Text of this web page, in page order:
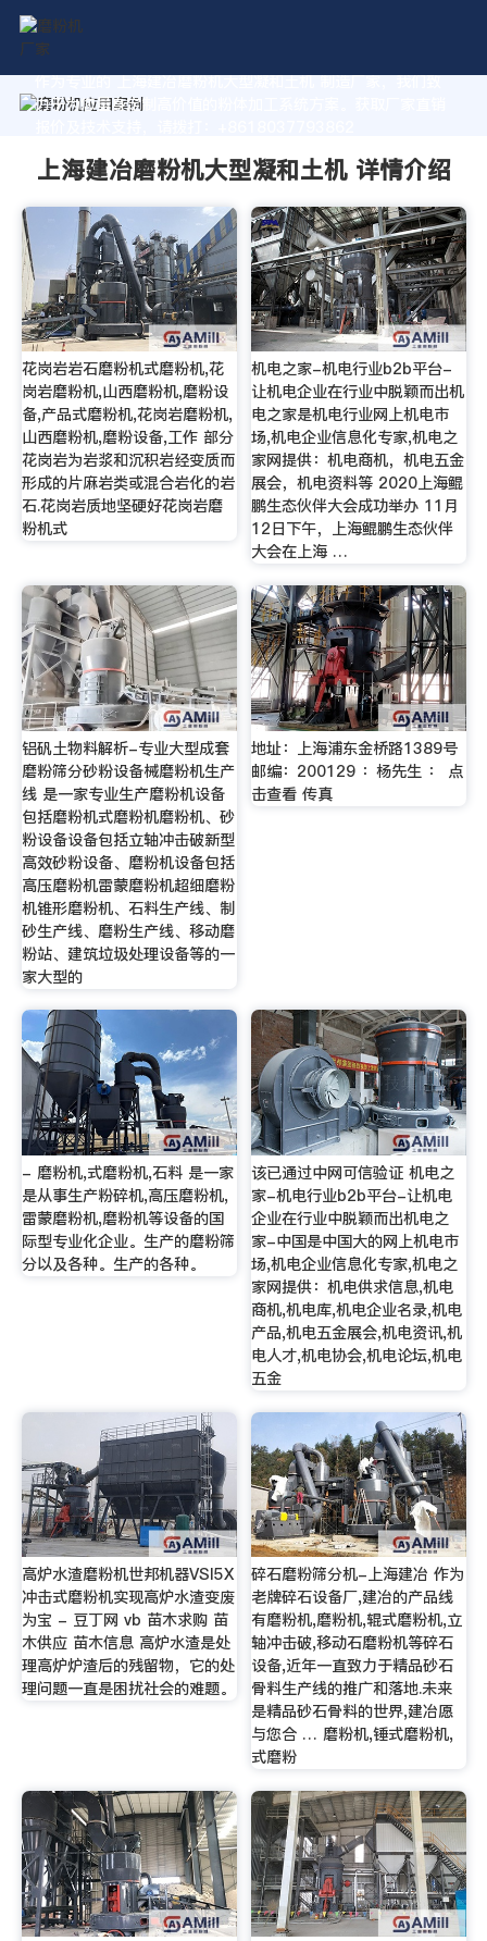
作为专业的 上海建冶磨粉机大型凝和土机 制造厂家，我们致
力于为您量身定制高价值的粉体加工系统方案。获取厂家直销
上海建冶磨粉机大型凝和土机 详情介绍
花岗岩岩石磨粉机式磨粉机,花
岗岩磨粉机,山西磨粉机,磨粉设
备,产品式磨粉机,花岗岩磨粉机,
山西磨粉机,磨粉设备,工作 部分
花岗岩为岩浆和沉积岩经变质而
形成的片麻岩类或混合岩化的岩
石.花岗岩质地坚硬好花岗岩磨
粉机式
机电之家-机电行业b2b平台-
让机电企业在行业中脱颖而出机
电之家是机电行业网上机电市
场,机电企业信息化专家,机电之
家网提供：机电商机，机电五金
展会，机电资料等 2020上海鲲
鹏生态伙伴大会成功举办 11月
12日下午，上海鲲鹏生态伙伴
大会在上海 …
铝矾土物料解析-专业大型成套
磨粉筛分砂粉设备械磨粉机生产
线 是一家专业生产磨粉机设备
包括磨粉机式磨粉机磨粉机、砂
粉设备设备包括立轴冲击破新型
高效砂粉设备、磨粉机设备包括
高压磨粉机雷蒙磨粉机超细磨粉
机锥形磨粉机、石料生产线、制
砂生产线、磨粉生产线、移动磨
粉站、建筑垃圾处理设备等的一
家大型的
地址：上海浦东金桥路1389号
邮编：200129 ：杨先生 ： 点
击查看 传真
- 磨粉机,式磨粉机,石料 是一家
是从事生产粉碎机,高压磨粉机,
雷蒙磨粉机,磨粉机等设备的国
际型专业化企业。生产的磨粉筛
分以及各种。生产的各种。
该已通过中网可信验证 机电之
家-机电行业b2b平台-让机电
企业在行业中脱颖而出机电之
家-中国是中国大的网上机电市
场,机电企业信息化专家,机电之
家网提供：机电供求信息,机电
商机,机电库,机电企业名录,机电
产品,机电五金展会,机电资讯,机
电人才,机电协会,机电论坛,机电
五金
高炉水渣磨粉机世邦机器VSI5X
冲击式磨粉机实现高炉水渣变废
为宝 - 豆丁网 vb 苗木求购 苗
木供应 苗木信息 高炉水渣是处
理高炉炉渣后的残留物，它的处
理问题一直是困扰社会的难题。
碎石磨粉筛分机-上海建冶 作为
老牌碎石设备厂,建冶的产品线
有磨粉机,磨粉机,辊式磨粉机,立
轴冲击破,移动石磨粉机等碎石
设备,近年一直致力于精品砂石
骨料生产线的推广和落地.未来
是精品砂石骨料的世界,建冶愿
与您合 … 磨粉机,锤式磨粉机,
式磨粉